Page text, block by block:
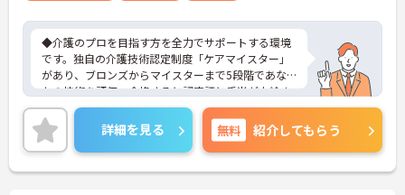
◆介護のプロを目指す方を全力でサポートする環境
です。独自の介護技術認定制度「ケアマイスター」
があり、ブロンズからマイスターまで5段階であな
たの技術を評価。合格すると認定証と手当が支給さ
れます。
◆スタッフ同士の繋がりを大切にするため「サンク
スバッジ」という素敵な制度を導入しています。ス
マホやパソコンから、部署や施設を超えた仲間に
「ありがとう」のバッジを送り合う仕組みで、毎月
詳細を見る 無料 紹介してもらう